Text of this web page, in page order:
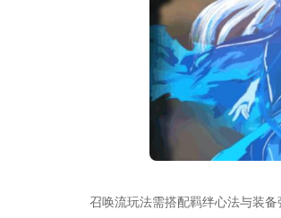
召唤流玩法需搭配羁绊心法与装